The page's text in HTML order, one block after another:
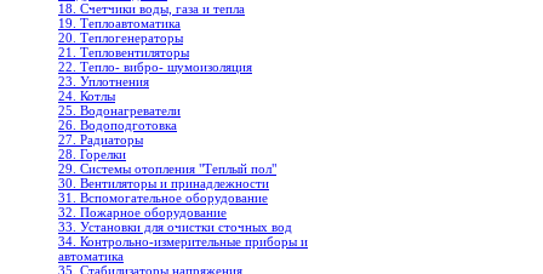
18. Счетчики воды, газа и тепла
19. Теплоавтоматика
20. Теплогенераторы
21. Тепловентиляторы
22. Тепло- вибро- шумоизоляция
23. Уплотнения
24. Котлы
25. Водонагреватели
26. Водоподготовка
27. Радиаторы
28. Горелки
29. Системы отопления "Теплый пол"
30. Вентиляторы и принадлежности
31. Вспомогательное оборудование
32. Пожарное оборудование
33. Установки для очистки сточных вод
34. Контрольно-измерительные приборы и
автоматика
35. Стабилизаторы напряжения